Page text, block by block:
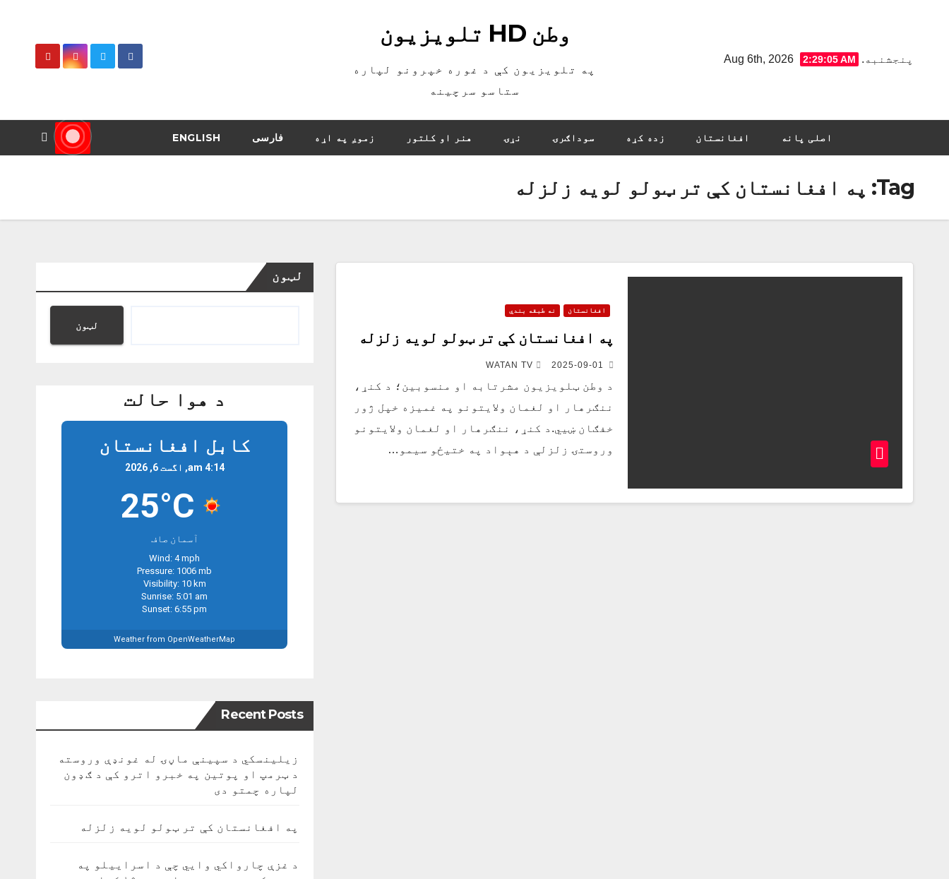
پنجشنبه. Aug 6th, 2026 2:29:06 AM
وطن HD تلویزیون
په تلویزیون کې د غوره خپرونو لپاره
ستاسو سرچینه
اصلی پانه افغانستان زده کړه سوداګرۍ نړۍ هنر او کلتور زموږ په اړه فارسی ENGLISH
Tag: په افغانستان کې تر ټولو لویه زلزله
افغانستان نه طبقه بندي
په افغانستان کې تر ټولو لویه زلزله
2025-09-01
WATAN TV
د وطن ټلویزیون مشرتابه او منسوبین؛ د کنړ،
ننګرهار او لغمان ولایتونو په غمیزه خپل ژور
خفګان ښیي.د کنړ، ننګرهار او لغمان ولایتونو
وروستۍ زلزلې د هېواد په ختیځو سیمو…
لټون
لټون
د هوا حالت
کابل افغانستان
4:14 am, اگست 6, 2026
25°C
آسمان صاف
Wind: 4 mph
Pressure: 1006 mb
Visibility: 10 km
Sunrise: 5:01 am
Sunset: 6:55 pm
Weather from OpenWeatherMap
Recent Posts
زیلینسکي د سپینې ماڼۍ له غونډې وروسته
د ټرمپ او پوتین په خبرو اترو کې د ګډون
لپاره چمتو دی
په افغانستان کې تر ټولو لویه زلزله
د غزې چارواکي وايي چې د اسراییلو په